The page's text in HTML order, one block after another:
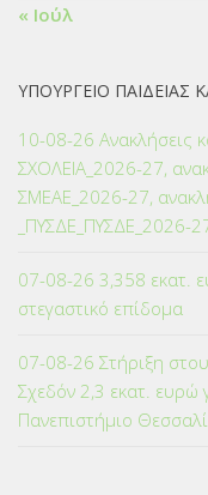
« Ιούλ
ΥΠΟΥΡΓΕΙΟ ΠΑΙΔΕΙΑΣ
10-08-26 Ανακλήσεις
ΣΧΟΛΕΙΑ_2026-27,
ΣΜΕΑΕ_2026-27,
_ΠΥΣΔΕ_ΠΥΣΔΕ_2026-
07-08-26 3,358 εκατ.
στεγαστικό επίδομα
07-08-26 Στήριξη
Σχεδόν 2,3 εκατ. ευρώ
Πανεπιστήμιο